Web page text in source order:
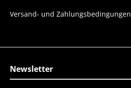
Versand- und Zahlungsbedingungen
Newsletter